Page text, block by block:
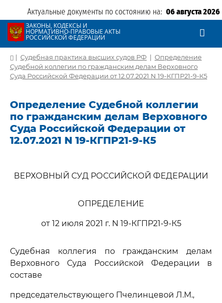
Актуальные документы по состоянию на: 06 августа 2026
ЗАКОНЫ, КОДЕКСЫ И
НОРМАТИВНО-ПРАВОВЫЕ АКТЫ
РОССИЙСКОЙ ФЕДЕРАЦИИ
| Судебная практика высших судов РФ | Определение
Судебной коллегии по гражданским делам Верховного
Суда Российской Федерации от 12.07.2021 N 19-КГПР21-9-К5
Определение Судебной коллегии
по гражданским делам Верховного
Суда Российской Федерации от
12.07.2021 N 19-КГПР21-9-К5
ВЕРХОВНЫЙ СУД РОССИЙСКОЙ ФЕДЕРАЦИИ
ОПРЕДЕЛЕНИЕ
от 12 июля 2021 г. N 19-КГПР21-9-К5
Судебная коллегия по гражданским делам
Верховного Суда Российской Федерации в
составе
председательствующего Пчелинцевой Л.М.,